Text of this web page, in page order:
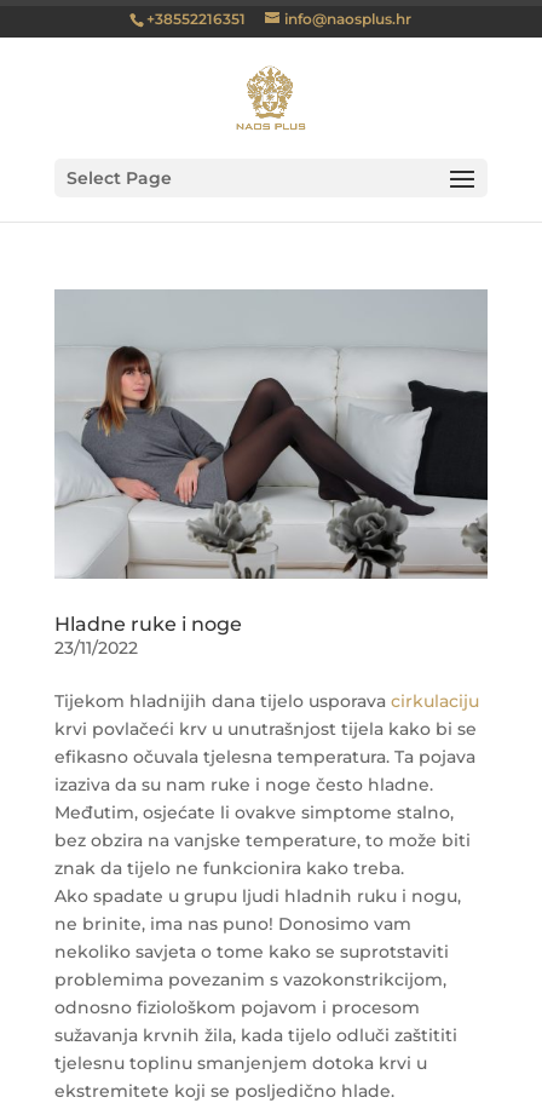
+38552216351 info@naosplus.hr
Select Page
Hladne ruke i noge
23/11/2022
Tijekom hladnijih dana tijelo usporava cirkulaciju
krvi povlačeći krv u unutrašnjost tijela kako bi se
efikasno očuvala tjelesna temperatura. Ta pojava
izaziva da su nam ruke i noge često hladne.
Međutim, osjećate li ovakve simptome stalno,
bez obzira na vanjske temperature, to može biti
znak da tijelo ne funkcionira kako treba.
Ako spadate u grupu ljudi hladnih ruku i nogu,
ne brinite, ima nas puno! Donosimo vam
nekoliko savjeta o tome kako se suprotstaviti
problemima povezanim s vazokonstrikcijom,
odnosno fiziološkom pojavom i procesom
sužavanja krvnih žila, kada tijelo odluči zaštititi
tjelesnu toplinu smanjenjem dotoka krvi u
ekstremitete koji se posljedično hlade.